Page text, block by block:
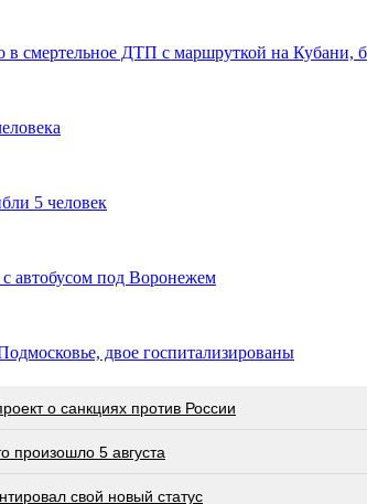
в смертельное ДТП с маршруткой на Кубани,
5 человек
с автобусом под Воронежем
двое госпитализированы
о санкциях против России
произошло 5 августа
свой новый статус